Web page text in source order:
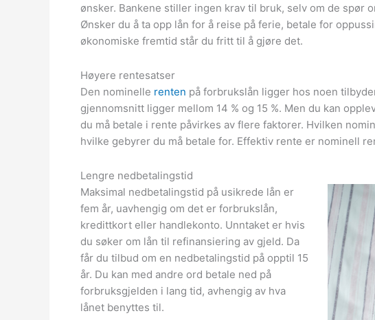
ønsker. Bankene stiller ingen krav til bruk, selv om de spør
Ønsker du å ta opp lån for å reise på ferie, betale for
økonomiske fremtid står du fritt til å gjøre det.
Høyere rentesatser
Den nominelle renten på forbrukslån ligger hos noen
gjennomsnitt ligger mellom 14 % og 15 %. Men du kan
du må betale i rente påvirkes av flere faktorer. Hvilken
hvilke gebyrer du må betale for. Effektiv rente er nominell
Lengre nedbetalingstid
Maksimal nedbetalingstid på usikrede lån er
fem år, uavhengig om det er forbrukslån,
kredittkort eller handlekonto. Unntaket er hvis
du søker om lån til refinansiering av gjeld. Da
får du tilbud om en nedbetalingstid på opptil 15
år. Du kan med andre ord betale ned på
forbruksgjelden i lang tid, avhengig av hva
lånet benyttes til.